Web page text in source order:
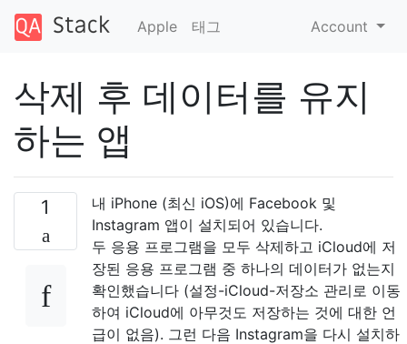
Apple 태그 Account
삭제 후 데이터를 유지
하는 앱
1
내 iPhone (최신 iOS)에 Facebook 및
Instagram 앱이 설치되어 있습니다.
두 응용 프로그램을 모두 삭제하고 iCloud에 저
장된 응용 프로그램 중 하나의 데이터가 없는지
확인했습니다 (설정-iCloud-저장소 관리로 이동
하여 iCloud에 아무것도 저장하는 것에 대한 언
급이 없음). 그런 다음 Instagram을 다시 설치하